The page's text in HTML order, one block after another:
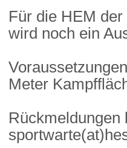
Für die HEM
wird noch ein
Meter
Rückmeldungen